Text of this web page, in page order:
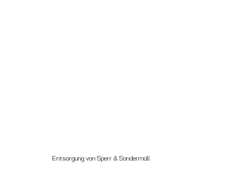
Entsorgung von Sperr & Sondermüll